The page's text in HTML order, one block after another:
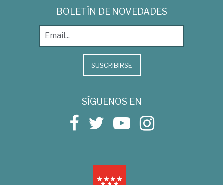
BOLETÍN DE NOVEDADES
SUSCRIBIRSE
SÍGUENOS EN